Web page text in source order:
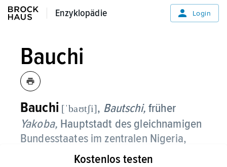
Enzyklopädie
Enzyklopädie Login
Bauchi
Bauchi [ˈbaʊtʃi], Bautschi, früher
Yakoba, Hauptstadt des gleichnamigen
Bundesstaates im zentralen Nigeria,
415 000 Einwohner;Kostenlos testen